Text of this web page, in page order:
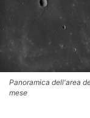
Panoramica dell'area
mese